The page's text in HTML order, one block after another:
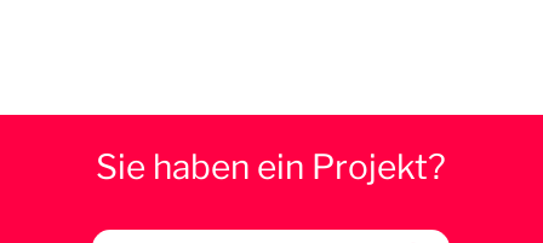
Sie haben ein Projekt?